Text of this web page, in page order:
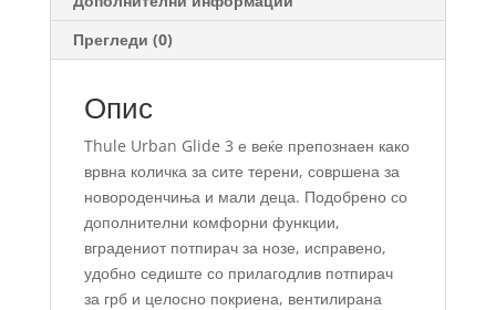
Прегледи (0)
Опис
Thule Urban Glide 3 е веќе препознаен како
врвна количка за сите терени, совршена за
новороденчиња и мали деца. Подобрено со
дополнителни комфорни функции,
вградениот потпирач за нозе, исправено,
удобно седиште со прилагодлив потпирач
за грб и целосно покриена, вентилирана